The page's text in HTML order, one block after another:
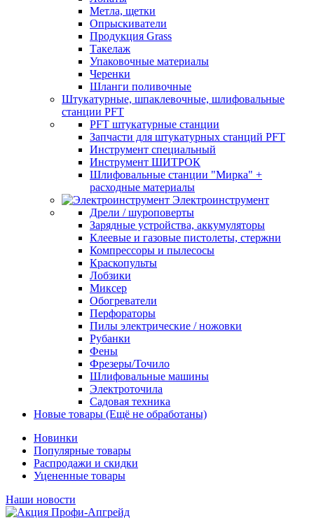
Метла, щетки
Опрыскиватели
Продукция Grass
Такелаж
Упаковочные материалы
Черенки
Шланги поливочные
Штукатурные, шпаклевочные, шлифовальные
станции PFT
PFT штукатурные станции
Запчасти для штукатурных станций PFT
Инструмент специальный
Инструмент ШИТРОК
Шлифовальные станции "Мирка" +
расходные материалы
Электроинструмент
Дрели / шуроповерты
Зарядные устройства, аккумуляторы
Клеевые и газовые пистолеты, стержни
Компрессоры и пылесосы
Краскопульты
Лобзики
Миксер
Обогреватели
Перфораторы
Пилы электрические / ножовки
Рубанки
Фены
Фрезеры/Точило
Шлифовальные машины
Электроточила
Садовая техника
Новые товары (Ещё не обработаны)
Новинки
Популярные товары
Распродажи и скидки
Уцененные товары
Наши новости